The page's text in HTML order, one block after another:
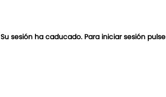
Su sesión ha caducado. Para iniciar sesión pulse